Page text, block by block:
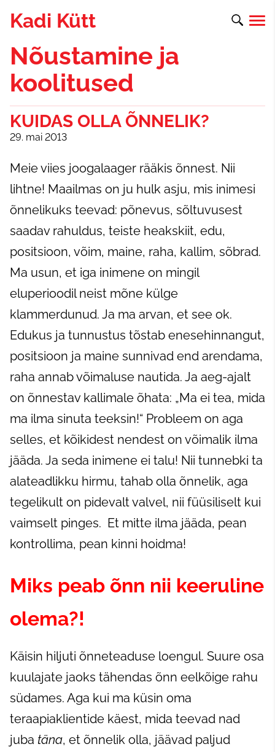
Kadi Kütt
Nõustamine ja
koolitused
KUIDAS OLLA ÕNNELIK?
29. mai 2013
Meie viies joogalaager rääkis õnnest. Nii
lihtne! Maailmas on ju hulk asju, mis inimesi
õnnelikuks teevad: põnevus, sõltuvusest
saadav rahuldus, teiste heakskiit, edu,
positsioon, võim, maine, raha, kallim, sõbrad.
Ma usun, et iga inimene on mingil
eluperioodil neist mõne külge
klammerdunud. Ja ma arvan, et see ok.
Edukus ja tunnustus tõstab enesehinnangut,
positsioon ja maine sunnivad end arendama,
raha annab võimaluse nautida. Ja aeg-ajalt
on õnnestav kallimale õhata: „Ma ei tea, mida
ma ilma sinuta teeksin!“ Probleem on aga
selles, et kõikidest nendest on võimalik ilma
jääda. Ja seda inimene ei talu! Nii tunnebki ta
alateadlikku hirmu, tahab olla õnnelik, aga
tegelikult on pidevalt valvel, nii füüsiliselt kui
vaimselt pinges. Et mitte ilma jääda, pean
kontrollima, pean kinni hoidma!
Miks peab õnn nii keeruline
olema?!
Käisin hiljuti õnneteaduse loengul. Suure osa
kuulajate jaoks tähendas õnn eelkõige rahu
südames. Aga kui ma küsin oma
teraapiaklientide käest, mida teevad nad
juba täna, et õnnelik olla, jäävad paljud